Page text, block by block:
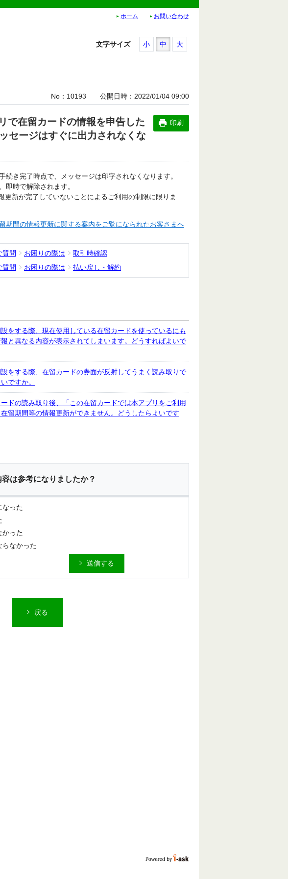
ホーム お問い合わせ
文字サイズ 小 中 大
No 10193 公開日時 2022/01/04 09:00
で在留カードの情報を申告した
セージはすぐに出力されなくな
印刷
続き完了時点で、メッセージは印字されなくなります。
即時で解除されます。
新が完了していないことによるご利用の制限に限りま
期間の情報更新に関する案内をご覧になられたお客さまへ
質問 お困りの際は
取引時確認
質問
お困りの際は 払い戻し・解約
をする際、現在使用している在留カードを使っているにも
と異なる内容が表示されてしまいます。どうすればよいで
をする際、在留カードの券面が反射してうまく読み取りで
ですか。
ドの読み取り後、「この在留カードでは本アプリをご利用
留期間等の情報更新ができません。どうしたらよいです
容は参考になりましたか？
なった
かった
らなかった
送信する
戻る